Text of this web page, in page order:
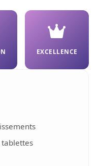
EXCELLENCE
tablettes